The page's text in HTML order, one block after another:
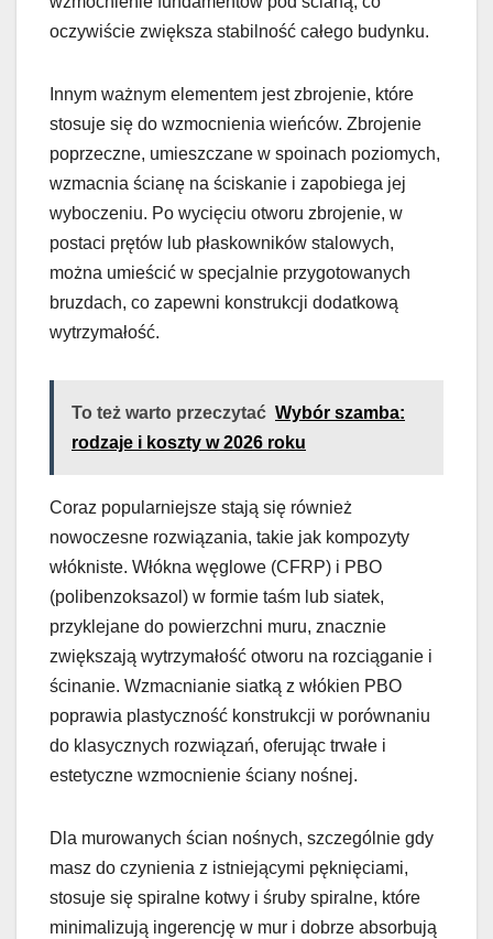
oczywiście zwiększa stabilność całego budynku.
Innym ważnym elementem jest zbrojenie, które
stosuje się do wzmocnienia wieńców. Zbrojenie
poprzeczne, umieszczane w spoinach poziomych,
wzmacnia ścianę na ściskanie i zapobiega jej
wyboczeniu. Po wycięciu otworu zbrojenie, w
postaci prętów lub płaskowników stalowych,
można umieścić w specjalnie przygotowanych
bruzdach, co zapewni konstrukcji dodatkową
wytrzymałość.
To też warto przeczytać Wybór szamba:
rodzaje i koszty w 2026 roku
Coraz popularniejsze stają się również
nowoczesne rozwiązania, takie jak kompozyty
włókniste. Włókna węglowe (CFRP) i PBO
(polibenzoksazol) w formie taśm lub siatek,
przyklejane do powierzchni muru, znacznie
zwiększają wytrzymałość otworu na rozciąganie i
ścinanie. Wzmacnianie siatką z włókien PBO
poprawia plastyczność konstrukcji w porównaniu
do klasycznych rozwiązań, oferując trwałe i
estetyczne wzmocnienie ściany nośnej.
Dla murowanych ścian nośnych, szczególnie gdy
masz do czynienia z istniejącymi pęknięciami,
stosuje się spiralne kotwy i śruby spiralne, które
minimalizują ingerencję w mur i dobrze absorbują